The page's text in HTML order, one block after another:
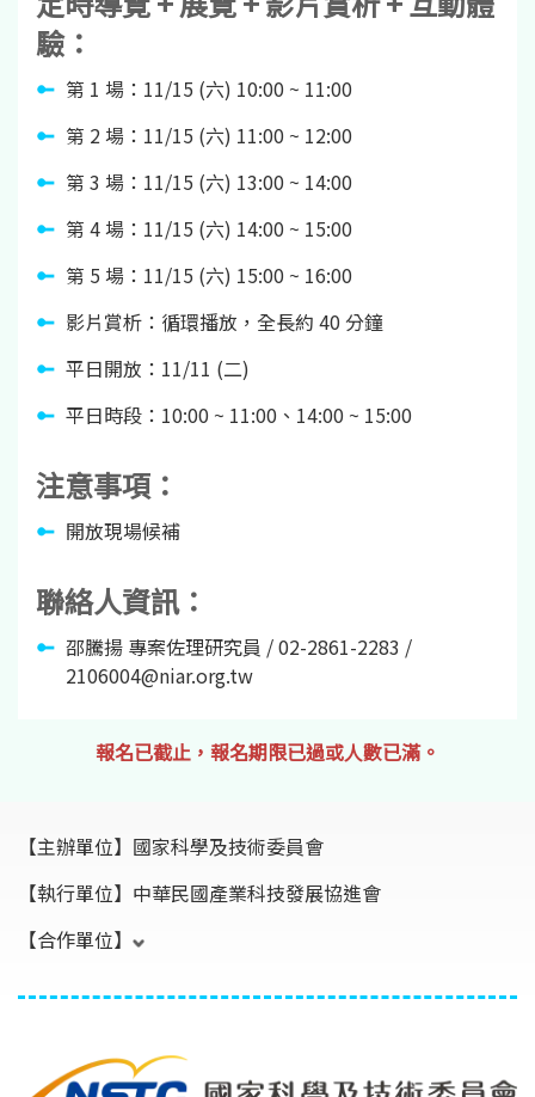
驗：
第 1 場：11/15 (六) 10:00 ~ 11:00
第 2 場：11/15 (六) 11:00 ~ 12:00
第 3 場：11/15 (六) 13:00 ~ 14:00
第 4 場：11/15 (六) 14:00 ~ 15:00
第 5 場：11/15 (六) 15:00 ~ 16:00
影片賞析：循環播放，全長約 40 分鐘
平日開放：11/11 (二)
平日時段：10:00 ~ 11:00、14:00 ~ 15:00
注意事項：
開放現場候補
聯絡人資訊：
邵騰揚 專案佐理研究員 / 02-2861-2283 /
2106004@niar.org.tw
報名已截止，報名期限已過或人數已滿。
【主辦單位】 國家科學及技術委員會
【執行單位】 中華民國產業科技發展協進會
【合作單位】